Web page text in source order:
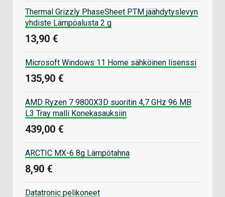
Thermal Grizzly PhaseSheet PTM jäähdytyslevyn
yhdiste Lämpöalusta 2 g
13,90 €
Microsoft Windows 11 Home sähköinen lisenssi
135,90 €
AMD Ryzen 7 9800X3D suoritin 4,7 GHz 96 MB
L3 Tray malli Konekasauksiin
439,00 €
ARCTIC MX-6 8g Lämpötahna
8,90 €
Datatronic pelikoneet